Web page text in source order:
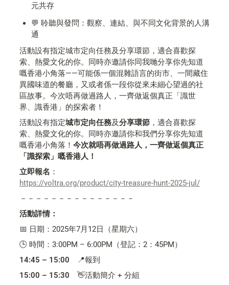
元共存
💬 聆聽與發問：觀察、連結、與不同文化背景的人溝
通
活動設有指定城市定向任務及分享環節，適合喜歡探
索、熱愛文化的你。同時亦邀請你同我哋分享你先知道
嘅香港小角落——可能係一個混雜語言的街市、一間藏住
異國味道的餐廳，又或者係一段你從來未細心望過的社
區故事。今次唔再做過路人，一齊做返個真正「識世
界、識香港」的探索者！
活動設有指定城市定向任務及分享環節，適合喜歡探
索、熱愛文化的你。同時亦邀請你和我們分享你先知道
嘅香港小角落！ 今次就唔再做過路人，一齊做返個真正
「識探索」嘅香港人！
立即報名 ：
https://voltra.org/product/city-treasure-hunt-2025-jul/
－－－－－－－－－－－－－－－
活動詳情：
📅 日期：2025年7月12日（星期六）
🕒 時間：3:00PM – 6:00PM（登記：2：45PM）
14:45 – 15:00 📍報到
15:00 – 15:30 👋活動簡介 + 分組